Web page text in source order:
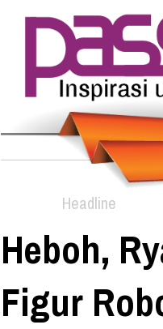
Headline
Heboh,
Figur